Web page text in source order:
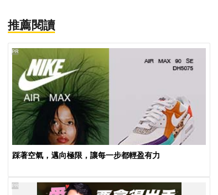
推薦閱讀
踩著空氣，邁向極限，讓每一步都輕盈有力
PR
PR